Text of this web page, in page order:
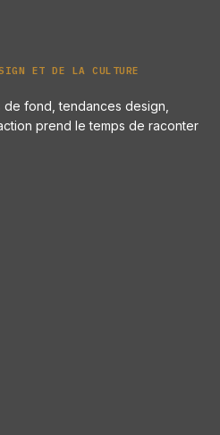
ET DE LA CULTURE
fond, tendances design,
prend le temps de raconter